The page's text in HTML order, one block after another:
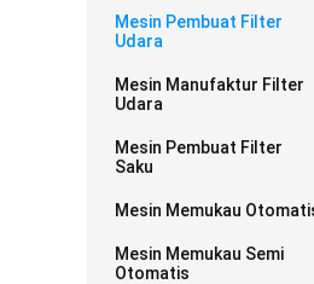
Mesin Pembuat Filter
Udara
Mesin Manufaktur Filter
Udara
Mesin Pembuat Filter
Saku
Mesin Memukau
Mesin Memukau Semi
Otomatis